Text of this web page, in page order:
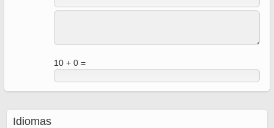
10 + 0 =
Idiomas